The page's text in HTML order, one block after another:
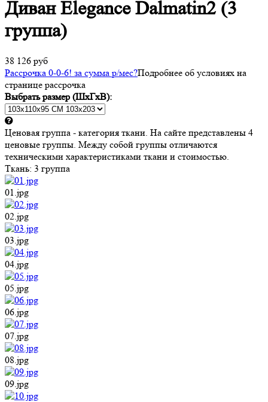
Диван Elegance Dalmatin2 (3
группа)
38 126 руб
Рассрочка 0-0-6! за сумма р/мес?Подробнее об условиях на
странице рассрочка
Выбрать размер (ШхГхВ):
Ценовая группа - категория ткани. На сайте представлены 4
ценовые группы. Между собой группы отличаются
техническими характеристиками ткани и стоимостью.
Ткань: 3 группа
01.jpg
02.jpg
03.jpg
04.jpg
05.jpg
06.jpg
07.jpg
08.jpg
09.jpg